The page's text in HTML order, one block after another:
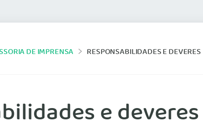
DE IMPRENSA RESPONSABILIDADES E DEVERES
e deveres